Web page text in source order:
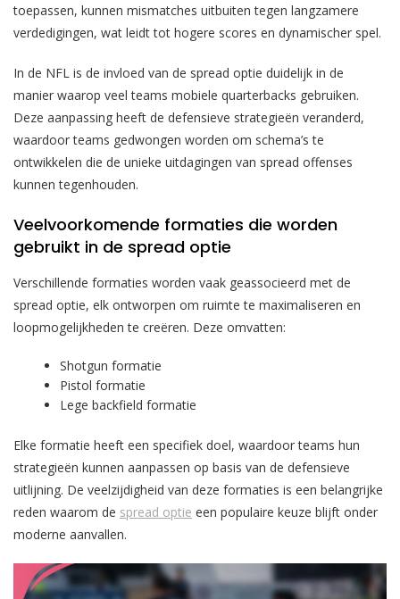
toepassen, kunnen mismatches uitbuiten tegen langzamere
verdedigingen, wat leidt tot hogere scores en dynamischer spel.
In de NFL is de invloed van de spread optie duidelijk in de
manier waarop veel teams mobiele quarterbacks gebruiken.
Deze aanpassing heeft de defensieve strategieën veranderd,
waardoor teams gedwongen worden om schema’s te
ontwikkelen die de unieke uitdagingen van spread offenses
kunnen tegenhouden.
Veelvoorkomende formaties die worden
gebruikt in de spread optie
Verschillende formaties worden vaak geassocieerd met de
spread optie, elk ontworpen om ruimte te maximaliseren en
loopmogelijkheden te creëren. Deze omvatten:
Shotgun formatie
Pistol formatie
Lege backfield formatie
Elke formatie heeft een specifiek doel, waardoor teams hun
strategieën kunnen aanpassen op basis van de defensieve
uitlijning. De veelzijdigheid van deze formaties is een belangrijke
reden waarom de spread optie een populaire keuze blijft onder
moderne aanvallen.